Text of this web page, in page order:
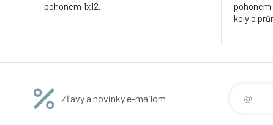
pohonem 1x12.
koly o
Zľavy a novinky e-mailom